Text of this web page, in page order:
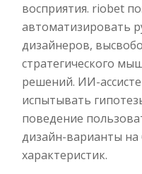
восприятия. riobet
автоматизировать
дизайнеров,
стратегического
решений. ИИ-
испытывать
поведение
дизайн-варианты на
характеристик.